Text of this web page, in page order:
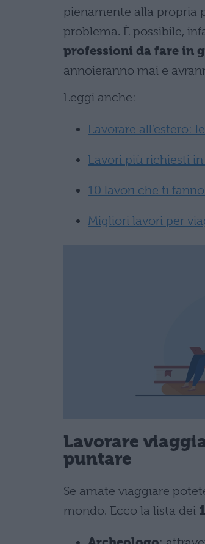
pienamente alla propria
problema. È possibile,
professioni da fare in
annoieranno mai e
Leggi anche:
Lavorare all’estero:
Lavori più richiesti
10 lavori che ti
Migliori lavori per
Lavorare
puntare
Se amate viaggiare
mondo. Ecco la lista dei